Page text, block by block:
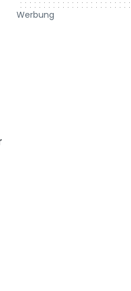
Werbung